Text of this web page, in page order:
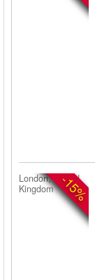
-15%
London, United
Kingdom